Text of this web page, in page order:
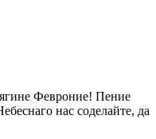
Февроние! Пение
нас соделайте, да